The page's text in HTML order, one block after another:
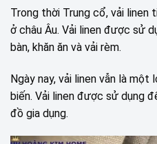
Trong thời Trung cổ, vải
ở châu Âu. Vải linen được sử
bàn, khăn ăn và vải rèm.
Ngày nay, vải linen vẫn là
biến. Vải linen được sử dụng
đồ gia dụng.